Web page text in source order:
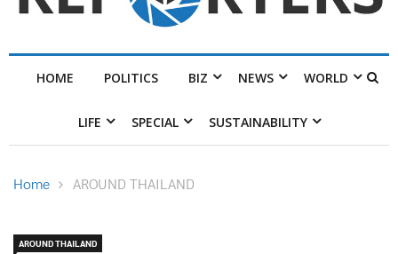
POLITICS BIZ NEWS WORLD